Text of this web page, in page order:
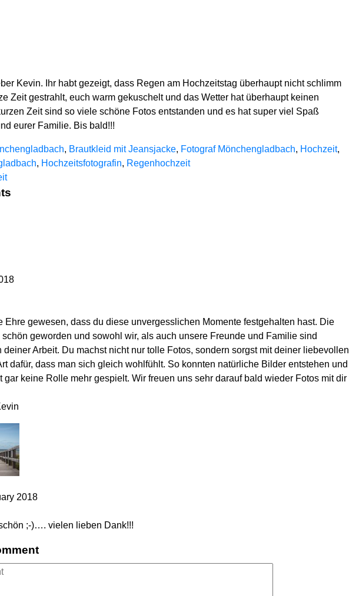
Kevin. Ihr habt gezeigt, dass Regen am Hochzeitstag überhaupt nicht schlimm
Zeit gestrahlt, euch warm gekuschelt und das Wetter hat überhaupt keinen
Zeit sind so viele schöne Fotos entstanden und es hat super viel Spaß
eurer Familie. Bis bald!!!
, Brautkleid mit Jeansjacke, Fotograf Mönchengladbach, Hochzeit,
, Hochzeitsfotografin, Regenhochzeit
Ehre gewesen, dass du diese unvergesslichen Momente festgehalten hast. Die
schön geworden und sowohl wir, als auch unsere Freunde und Familie sind
deiner Arbeit. Du machst nicht nur tolle Fotos, sondern sorgst mit deiner liebevollen
dafür, dass man sich gleich wohlfühlt. So konnten natürliche Bilder entstehen und
gar keine Rolle mehr gespielt. Wir freuen uns sehr darauf bald wieder Fotos mit dir
2018
;-)…. vielen lieben Dank!!!